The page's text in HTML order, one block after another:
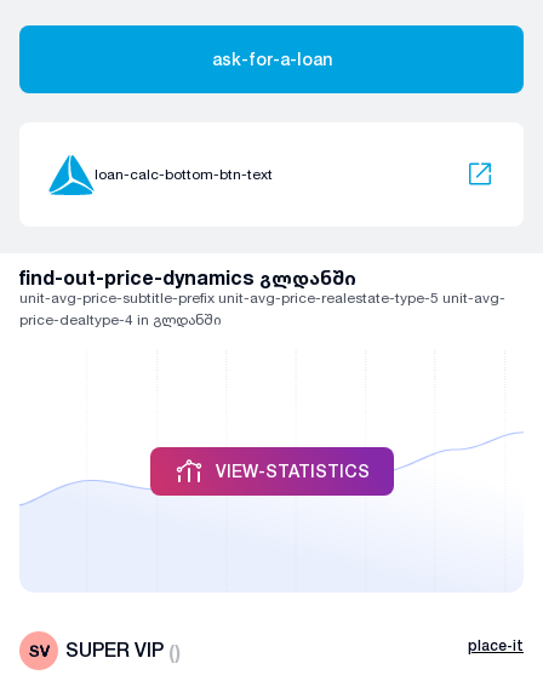
ask-for-a-loan
loan-calc-bottom-btn-text
find-out-price-dynamics გლდანში
unit-avg-price-subtitle-prefix unit-avg-price-realestate-type-5 unit-avg-
price-dealtype-4 in გლდანში
VIEW-STATISTICS
SUPER VIP () place-it